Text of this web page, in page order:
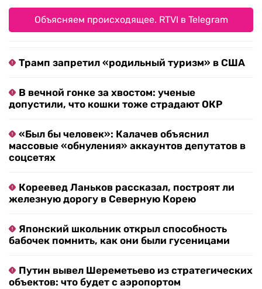
Объясняем происходящее. RTVI в Telegram
Трамп запретил «родильный туризм» в США
В вечной гонке за хвостом: ученые
допустили, что кошки тоже страдают ОКР
«Был бы человек»: Калачев объяснил
массовые «обнуления» аккаунтов депутатов в
соцсетях
Кореевед Ланьков рассказал, построят ли
железную дорогу в Северную Корею
Японский школьник открыл способность
бабочек помнить, как они были гусеницами
Путин вывел Шереметьево из стратегических
объектов: что будет с аэропортом